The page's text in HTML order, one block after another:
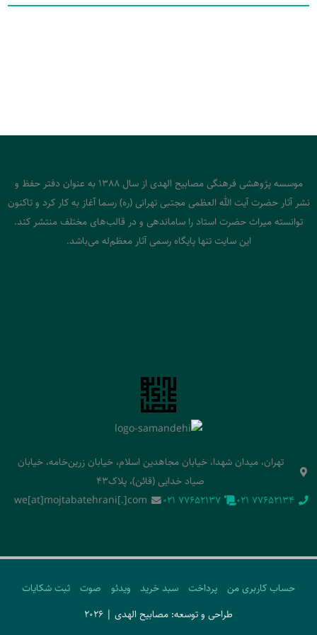
موسسه پژوهشی فرهنگی مصابیح الهدی از سال 1388 به عنوان دفتر حفظ و
نشر آثار حضرت آیت الله العظمی مجتبی تهرانی (ره) رسما آغاز به کار کرد و تاکنون
توانسته میراث حضرت استاد را ساماندهی و در قالب‌های مختلف منتشر کند.
این سایت تنها پایگاه رسمی آثار معظم‌له می‌باشد.
تهران، میدان شهدا، خیابان مجاهدین اسلام، خیابان زرین‌خامه، خیابان
صیاد خدایی (قائن)، پلاک43
‭021 77652134‬
‭021 77652137‬
we[at]mojtabatehrani[.]com
حساب کاربری من پرداخت سبد خرید ویدئو صوت
ثبت شکایات
طراحی و توسعه: مصابیح الهدی | 2026